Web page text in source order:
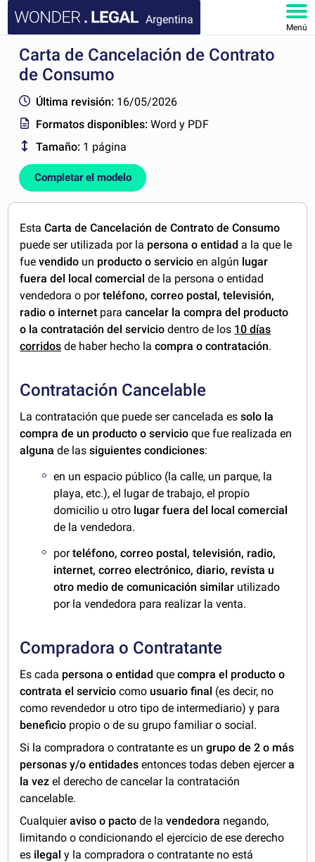
Argentina
Menú
INICIO
FAQ
MI CUENTA
Carta de Cancelación de Contrato
de Consumo
Última revisión: 16/05/2026
Formatos disponibles:Word y PDF
Tamaño: 1 página
Completar el modelo
EstaCarta de Cancelación de Contrato de Consumo
puede ser utilizada por la persona o entidad a la que le
fuevendido un producto o servicio en algún lugar
fuera del local comercial de la persona o entidad
vendedora o porteléfono, correo postal, televisión,
radio o internet paracancelar la compra del producto
o la contratación del servicio dentro de los 10 días
corridos de haber hecho lacompra o contratación.
Contratación Cancelable
La contratación que puede ser cancelada essolo la
compra de un producto o servicio que fue realizada en
alguna de las siguientes condiciones:
en un espacio público (la calle, un parque, la
playa, etc.), el lugar de trabajo, el propio
domicilio u otro lugar fuera del local comercial
de la vendedora.
porteléfono, correo postal, televisión, radio,
internet, correo electrónico, diario, revista u
otro medio de comunicación similar utilizado
por la vendedora para realizar la venta.
Compradora o Contratante
Es cada persona o entidad quecompra el producto o
contrata el servicio como usuario final (es decir, no
como revendedor u otro tipo de intermediario) y para
beneficio propio o de su grupo familiar o social.
Si la compradora o contratante es ungrupo de 2 o más
personas y/o entidades entonces todas deben ejercera
la vez el derecho de cancelar la contratación
cancelable.
Cualquieraviso o pacto de la vendedora negando,
limitando o condicionando el ejercicio de ese derecho
es ilegal y la compradora o contratante no está